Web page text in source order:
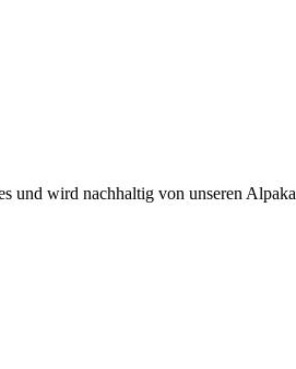
und wird nachhaltig von unseren